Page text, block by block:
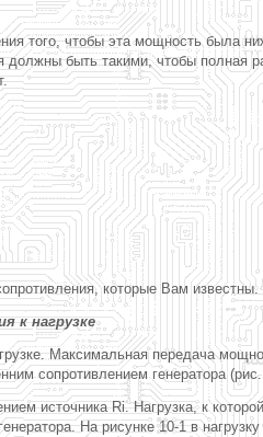
того, чтобы эта мощность была
должны быть такими, чтобы
которые Вам известны.
к нагрузке
Максимальная передача
сопротивлением генератора
источника Ri. Нагрузка, к
На рисунке 10-1 в